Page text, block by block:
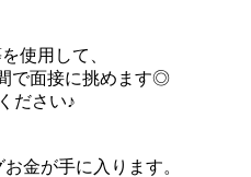
使用して、
で面接に挑めます◎
ださい♪
金が手に入ります。